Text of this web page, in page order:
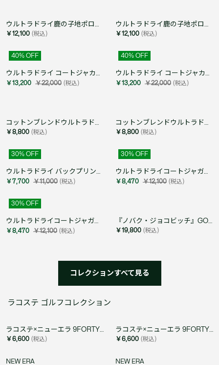
￥12,100 (税込) ￥12,100 (税込)
40% OFF
￥13,200 ￥22,000 (税込)
40% OFF
￥13,200 ￥22,000 (税込)
￥8,800 (税込) ￥8,800 (税込)
30% OFF
￥7,700 ￥11,000 (税込)
30% OFF
￥8,470 ￥12,100 (税込)
30% OFF
￥8,470 ￥12,100 (税込) ￥19,800 (税込)
コレクションすべて見る
ラコステ ゴルフコレクション
￥6,600 (税込)
NEW ERA
￥6,600 (税込)
NEW ERA